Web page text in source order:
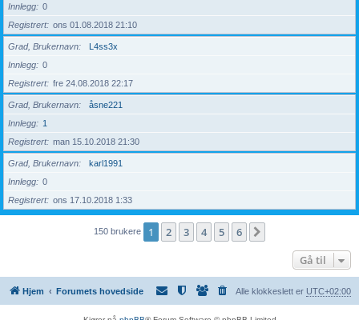
Innlegg
0
Registrert
ons 01.08.2018 21:10
Grad, Brukernavn
L4ss3x
Innlegg
0
Registrert
fre 24.08.2018 22:17
Grad, Brukernavn
åsne221
Innlegg
1
Registrert
man 15.10.2018 21:30
Grad, Brukernavn
karl1991
Innlegg
0
Registrert
ons 17.10.2018 1:33
150 brukere 1 2 3 4 5 6
Gå til
Hjem Forumets hovedside Alle klokkeslett er UTC+02:00